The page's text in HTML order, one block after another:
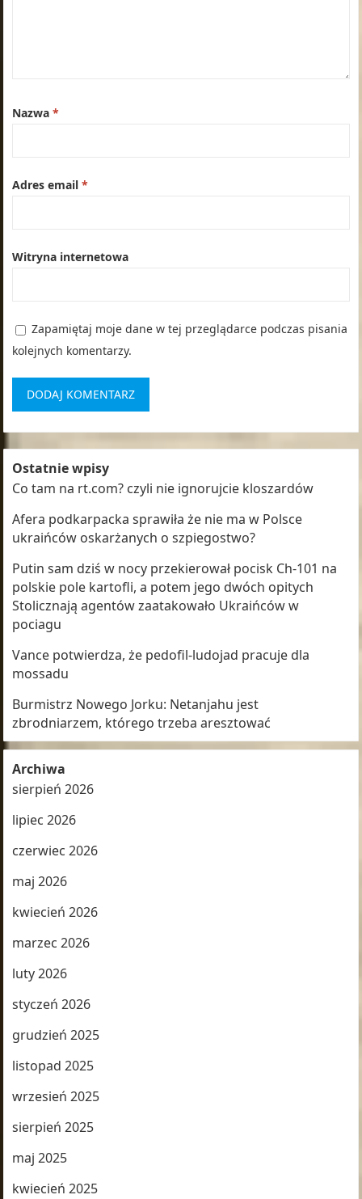
Nazwa*
Adres email*
Witryna internetowa
Zapamiętaj moje dane w tej przeglądarce podczas pisania
kolejnych komentarzy.
Ostatnie wpisy
Co tam na rt.com? czyli nie ignorujcie kloszardów
Afera podkarpacka sprawiła że nie ma w Polsce
ukraińców oskarżanych o szpiegostwo?
Putin sam dziś w nocy przekierował pocisk Ch-101 na
polskie pole kartofli, a potem jego dwóch opitych
Stolicznają agentów zaatakowało Ukraińców w
pociagu
Vance potwierdza, że pedofil-ludojad pracuje dla
mossadu
Burmistrz Nowego Jorku: Netanjahu jest
zbrodniarzem, którego trzeba aresztować
Archiwa
sierpień 2026
lipiec 2026
czerwiec 2026
maj 2026
kwiecień 2026
marzec 2026
luty 2026
styczeń 2026
grudzień 2025
listopad 2025
wrzesień 2025
sierpień 2025
maj 2025
kwiecień 2025